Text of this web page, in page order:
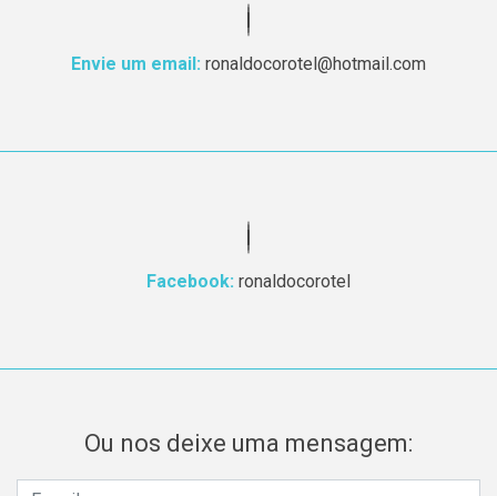
Envie um email: ronaldocorotel@hotmail.com
Facebook: ronaldocorotel
Ou nos deixe uma mensagem: